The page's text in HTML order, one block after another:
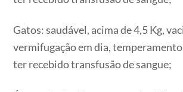
Gatos: saudável, acima de 4,5 Kg,
vermifugação em dia,
ter recebido transfusão de sangue;